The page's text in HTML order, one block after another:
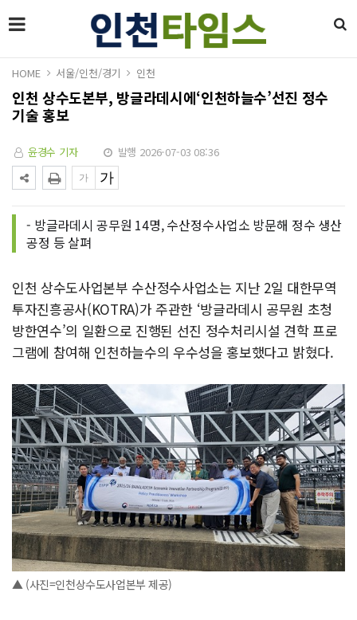
HOME 서울/인천/경기 인천
인천 상수도본부, 방글라데시에‘인천하늘수’선진 정수
기술 홍보
윤경수 기자 발행 2026-07-03 08:36
- 방글라데시 공무원 14명, 수산정수사업소 방문해 정수 생산
공정 등 살펴
인천 상수도사업본부 수산정수사업소는 지난 2일 대한무역
투자진흥공사(KOTRA)가 주관한 ‘방글라데시 공무원 초청
방한연수’의 일환으로 진행된 선진 정수처리시설 견학 프로
그램에 참여해 인천하늘수의 우수성을 홍보했다고 밝혔다.
▲ (사진=인천상수도사업본부 제공)